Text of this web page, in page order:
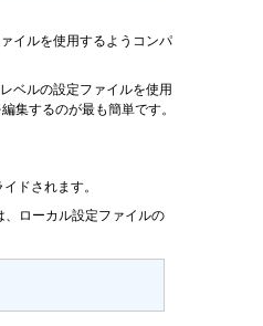
イルを使用するようコンパ
ベルの設定ファイルを使用
集するのが最も簡単です。
ドされます。
、ローカル設定ファイルの